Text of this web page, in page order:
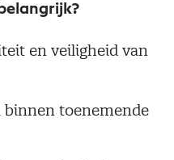
en veiligheid van
binnen toenemende